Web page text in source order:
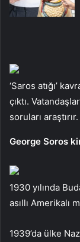
‘Saros atığı’
çıktı.
soruları
George Soros
1930 yılında
asıllı Amerikalı
1939’da ülke